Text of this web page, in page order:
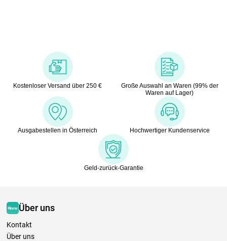
Kostenloser Versand über 250 €
Große Auswahl an Waren (99% der
Waren auf Lager)
Ausgabestellen in Österreich Hochwertiger Kundenservice
Geld-zurück-Garantie
Über uns
Kontakt
Über uns